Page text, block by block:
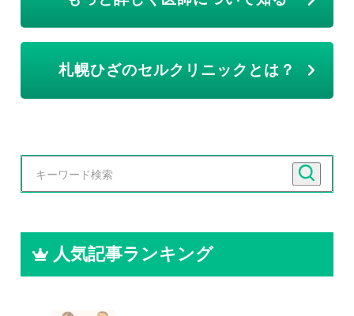
札幌ひざのセルクリニックとは？
人気記事ランキング